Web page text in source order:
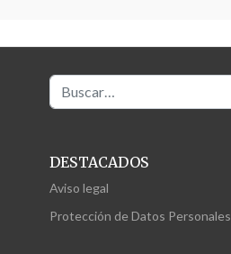
Buscar
DESTACADOS
Aviso legal
Protección de Datos Personales